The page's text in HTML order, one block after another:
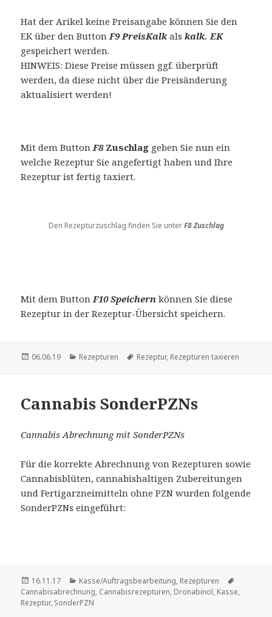
Hat der Arikel keine Preisangabe können Sie den
EK über den Button F9 PreisKalkalskalk. EK
gespeichert werden.
HINWEIS: Diese Preise müssen ggf. überprüft
werden, da diese nicht über die Preisänderung
aktualisiert werden!
Mit dem Button F8 Zuschlag geben Sie nun ein
welche Rezeptur Sie angefertigt haben und Ihre
Rezeptur ist fertig taxiert.
Den Rezepturzuschlag finden Sie unterF8 Zuschlag
Mit dem Button F10 Speichern können Sie diese
Rezeptur in der Rezeptur-Übersicht speichern.
Veröffentlicht
06.06.19 Kategorien
Rezepturen Schlagwörter
Rezeptur, Rezepturen taxieren
Cannabis SonderPZNs
Cannabis Abrechnung mit SonderPZNs
Für die korrekte Abrechnung von Rezepturen sowie
Cannabisblüten, cannabishaltigen Zubereitungen
und Fertigarzneimitteln ohne PZN wurden folgende
SonderPZNs eingeführt:
Veröffentlicht
am
16.11.17 Kategorien
Kasse/Auftragsbearbeitung, Rezepturen
Cannabisabrechnung, Cannabisrezepturen, Dronabinol, Kasse,
Rezeptur, SonderPZN